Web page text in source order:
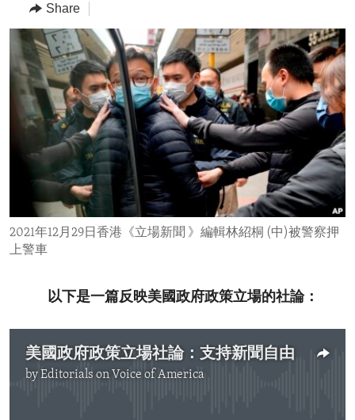
Navigation
Skip
Search
AFRICA
AMERICAS
ASIA
EUROPE
MIDDLE EAST
TOPICS
HUMAN RIGHTS
SECURITY AND DEFENSE
AID AND DEVELOPMENT
DEMOCRACY AND GOVERNANCE
ECONOMY AND TRADE
ENVIRONMENT AND HEALTH
IDEALS AND INSTITUTIONS
ARCHIVE
ABOUT US
FOLLOW US
Share
2021年12月29日香港《立場新聞 》編輯林紹桐 (中)被警察押
上警車
以下是一篇反映美國政府政策立場的社論：
美國政府政策立場社論：支持新聞自由
byEditorials on Voice of America